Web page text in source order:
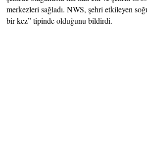
merkezleri sağladı. NWS, şehri etkileyen
bir kez” tipinde olduğunu bildirdi.